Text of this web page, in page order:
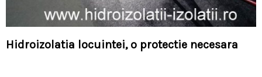
Hidroizolatia locuintei, o protectie necesara